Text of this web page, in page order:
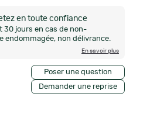
en toute confiance
30 jours en cas de non-
endommagée, non délivrance.
En savoir plus
Demander une reprise
Poser une question